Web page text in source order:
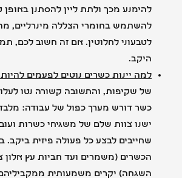
להימנע מכך ולתת ליין להסתנן באופן טבעי
להשתמש בחומרי הצללה מינרליים, מה
לטבעוני לחלוטין. אם זה חשוב לכם, תמיד
למה יינות כשרים נוטים לפעמים להיות
של שקיפות, והתשובה קשורה נטו לעלויות
כשר דורש מערך כפול של עבודה: מלבד היינן
ישנו צוות שלם של משגיחי כשרות ועובדים
שחייבים לבצע כל פעולה פיזית ביקב.
הכשרים (משמרים ועד חביות עץ אלון
השגחה) יקרים משמעותית ממקביליהם